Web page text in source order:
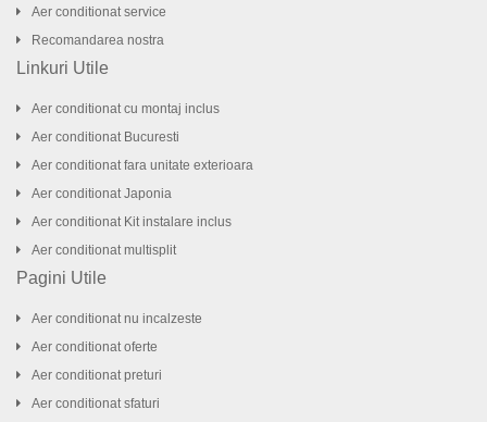
Aer conditionat service
Recomandarea nostra
Linkuri Utile
Aer conditionat cu montaj inclus
Aer conditionat Bucuresti
Aer conditionat fara unitate exterioara
Aer conditionat Japonia
Aer conditionat Kit instalare inclus
Aer conditionat multisplit
Pagini Utile
Aer conditionat nu incalzeste
Aer conditionat oferte
Aer conditionat preturi
Aer conditionat sfaturi